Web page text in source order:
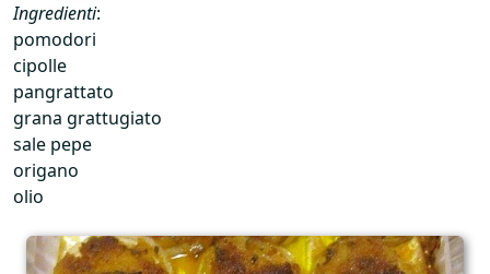
Ingredienti:
pomodori
cipolle
pangrattato
grana grattugiato
sale pepe
origano
olio